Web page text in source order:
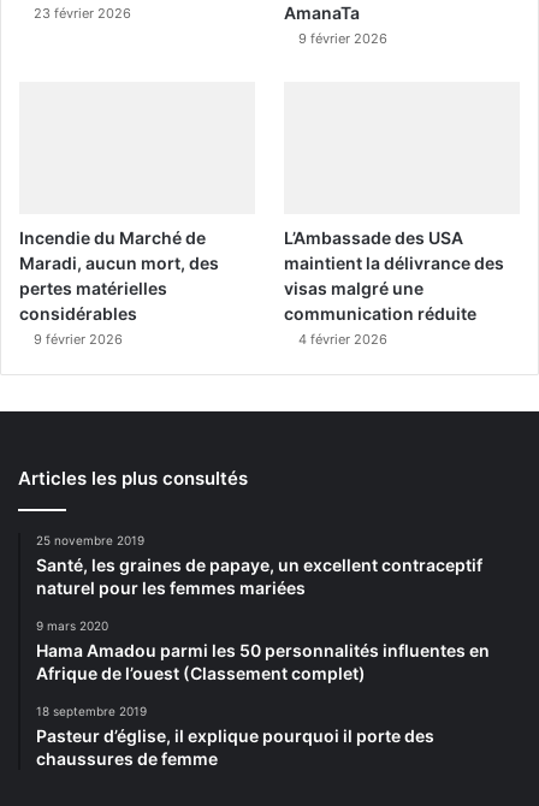
23 février 2026
AmanaTa
9 février 2026
Incendie du Marché de
Maradi, aucun mort, des
pertes matérielles
considérables
9 février 2026
L’Ambassade des USA
maintient la délivrance des
visas malgré une
communication réduite
4 février 2026
Articles les plus consultés
25 novembre 2019
Santé, les graines de papaye, un excellent contraceptif
naturel pour les femmes mariées
9 mars 2020
Hama Amadou parmi les 50 personnalités influentes en
Afrique de l’ouest (Classement complet)
18 septembre 2019
Pasteur d’église, il explique pourquoi il porte des
chaussures de femme